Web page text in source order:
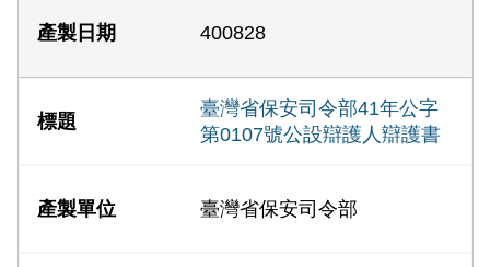
400828
臺灣省保安司令部41年公字
第0107號公設辯護人辯護書
臺灣省保安司令部